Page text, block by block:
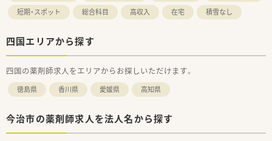
短期・スポット
総合科目 高収入 在宅 積雪なし
四国エリアから探す
四国の薬剤師求人をエリアからお探しいただけます。
徳島県 香川県 愛媛県 高知県
今治市の薬剤師求人を法人名から探す